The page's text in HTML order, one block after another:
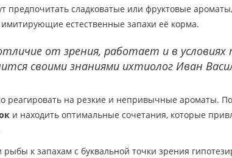
предпочитать сладковатые или фруктовые
естественные запахи её корма.
от зрения, работает и в
своими знаниями ихтиолог Иван
реагировать на резкие и непривычные ароматы.
и находить оптимальные сочетания, которые
рыбы к запахам c буквальной точки зрения